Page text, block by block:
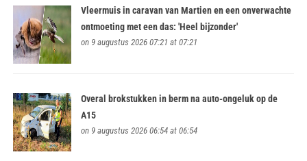
Vleermuis in caravan van Martien en een onverwachte
ontmoeting met een das: 'Heel bijzonder'
on 9 augustus 2026 07:21 at 07:21
Overal brokstukken in berm na auto-ongeluk op de
A15
on 9 augustus 2026 06:54 at 06:54